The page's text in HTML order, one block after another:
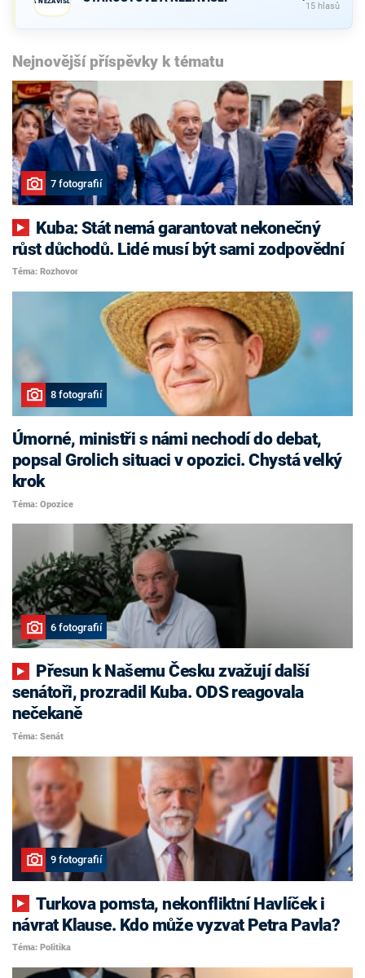
15 hlasů
Nejnovější příspěvky k tématu
7 fotografií
růst důchodů. Lidé musí být sami zodpovědní
Téma: Rozhovor
8 fotografií
Úmorné, ministři s námi nechodí do debat,
popsal Grolich situaci v opozici. Chystá velký
krok
Téma: Opozice
6 fotografií
senátoři, prozradil Kuba. ODS reagovala
nečekaně
Téma: Senát
9 fotografií
Turkova pomsta, nekonfliktní Havlíček i
návrat Klause. Kdo může vyzvat Petra Pavla?
Téma: Politika